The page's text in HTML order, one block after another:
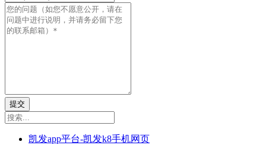
提交
凯发app平台-凯发k8手机网页